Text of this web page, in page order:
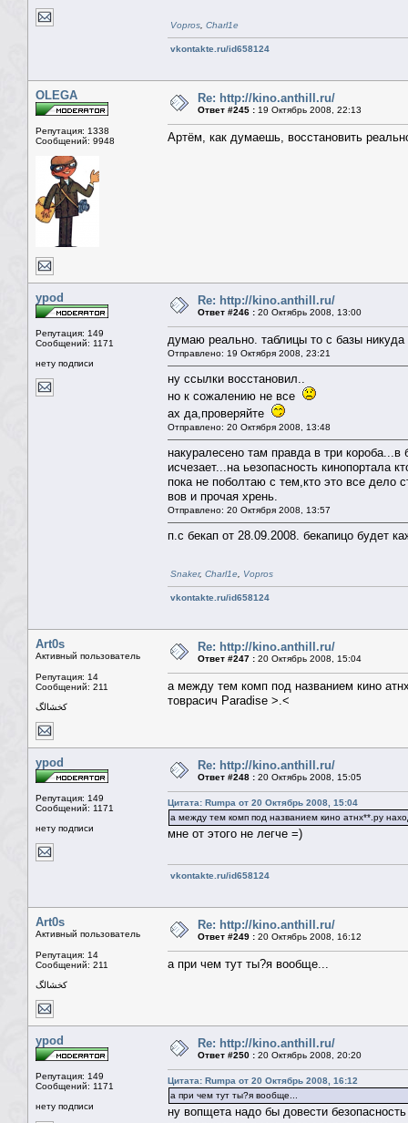
Vopros, Charl1e
vkontakte.ru/id658124
OLEGA
Репутация: 1338
Сообщений: 9948
Re: http://kino.anthill.ru/
Ответ #245 : 19 Октябрь 2008, 22:13
Артём, как думаешь, восстановить
ypod
Репутация: 149
Сообщений: 1171
нету подписи
Re: http://kino.anthill.ru/
Ответ #246 : 20 Октябрь 2008, 13:00
думаю реально. таблицы то с базы
Отправлено: 19 Октября 2008, 23:21
ну ссылки восстановил..
но к сожалению не все
ах да,проверяйте
Отправлено: 20 Октября 2008, 13:48
накуралесено там правда в три
исчезает...на ьезопасность кинопортала
пока не поболтаю с тем,кто это все дело
вов и прочая хрень.
Отправлено: 20 Октября 2008, 13:57
п.с бекап от 28.09.2008. бекапицо будет
Snaker, Charl1e, Vopros
vkontakte.ru/id658124
Art0s
Активный пользователь
Репутация: 14
Сообщений: 211
كخشالگ
Re: http://kino.anthill.ru/
Ответ #247 : 20 Октябрь 2008, 15:04
а между тем комп под названием кино
товрасич Paradise >.<
ypod
Репутация: 149
Сообщений: 1171
нету подписи
Re: http://kino.anthill.ru/
Ответ #248 : 20 Октябрь 2008, 15:05
Цитата: Rumpa от 20 Октябрь 2008, 15:04
а между тем комп под названием кино атнх**.ру
мне от этого не легче =)
vkontakte.ru/id658124
Art0s
Активный пользователь
Репутация: 14
Сообщений: 211
كخشالگ
Re: http://kino.anthill.ru/
Ответ #249 : 20 Октябрь 2008, 16:12
а при чем тут ты?я вообще...
ypod
Репутация: 149
Сообщений: 1171
нету подписи
Re: http://kino.anthill.ru/
Ответ #250 : 20 Октябрь 2008, 20:20
Цитата: Rumpa от 20 Октябрь 2008, 16:12
а при чем тут ты?я вообще...
ну вопщета надо бы довести